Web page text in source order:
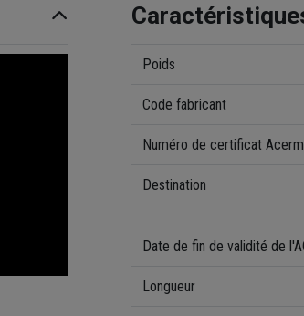
Poids
Code fabricant
Numéro de certificat
Destination
Date de fin de validité de
Longueur